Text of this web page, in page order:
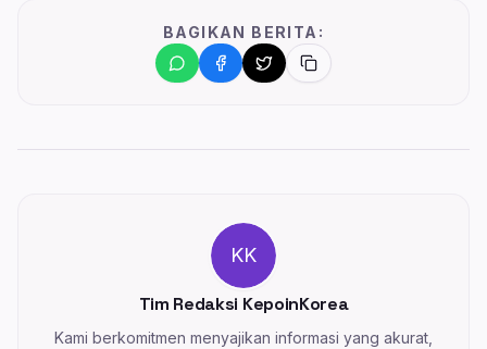
BAGIKAN BERITA:
KK
Tim Redaksi KepoinKorea
Kami berkomitmen menyajikan informasi yang akurat,